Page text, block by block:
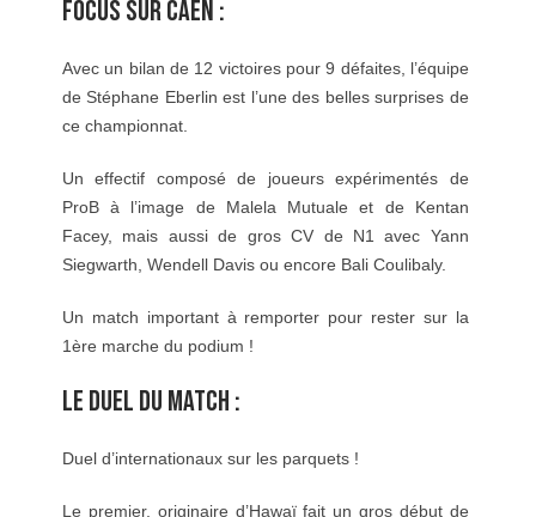
FOCUS SUR CAEN :
Avec un bilan de 12 victoires pour 9 défaites, l’équipe
de Stéphane Eberlin est l’une des belles surprises de
ce championnat.
Un effectif composé de joueurs expérimentés de
ProB à l’image de Malela Mutuale et de Kentan
Facey, mais aussi de gros CV de N1 avec Yann
Siegwarth, Wendell Davis ou encore Bali Coulibaly.
Un match important à remporter pour rester sur la
1ère marche du podium !
LE DUEL DU MATCH :
Duel d’internationaux sur les parquets !
Le premier, originaire d’Hawaï fait un gros début de